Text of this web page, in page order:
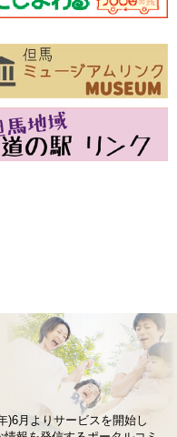
)6月よりサービスを開始し